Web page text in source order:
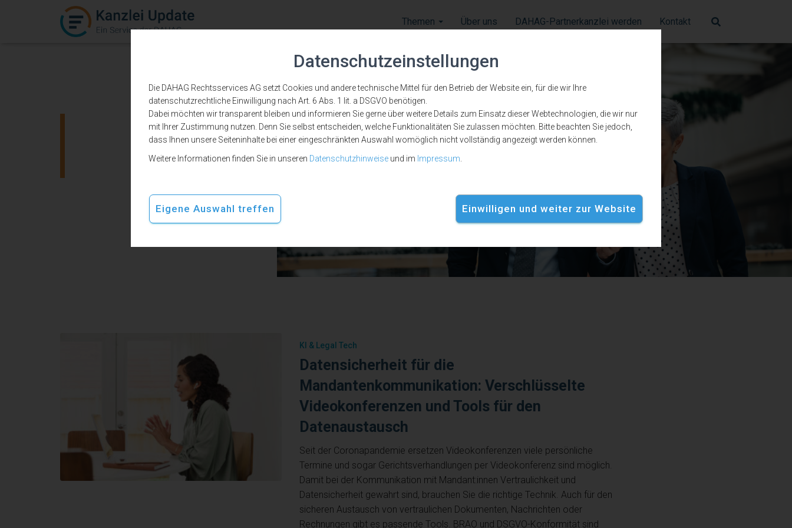
Datenschutzeinstellungen
Die DAHAG Rechtsservices AG setzt Cookies und andere technische Mittel für den Betrieb der Website ein, für die wir Ihre
datenschutzrechtliche Einwilligung nach Art. 6 Abs. 1 lit. a DSGVO benötigen.
Dabei möchten wir transparent bleiben und informieren Sie gerne über weitere Details zum Einsatz dieser Webtechnologien, die wir nur
mit Ihrer Zustimmung nutzen. Denn Sie selbst entscheiden, welche Funktionalitäten Sie zulassen möchten. Bitte beachten Sie jedoch,
dass Ihnen unsere Seiteninhalte bei einer eingeschränkten Auswahl womöglich nicht vollständig angezeigt werden können.
Weitere Informationen finden Sie in unseren Datenschutzhinweise und im Impressum
Eigene Auswahl treffen Einwilligen und weiter zur Website
Themen Über uns DAHAG-Partnerkanzlei werden Kontakt
Datenaustausch
KI & Legal Tech
Datensicherheit für die
Mandantenkommunikation: Verschlüsselte
Videokonferenzen und Tools für den
Datenaustausch
Seit der Coronapandemie ersetzen Videokonferenzen viele persönliche
Termine und sogar Gerichtsverhandlungen per Videokonferenz sind möglich.
Damit bei der Kommunikation mit Mandant:innen Vertraulichkeit und
Datensicherheit gewahrt sind, brauchen Sie die richtige Technik. Auch für den
sicheren Austausch von vertraulichen Dokumenten, Nachrichten oder
Rechnungen gibt es passende Tools. BRAO und DSGVO-Konformität sind